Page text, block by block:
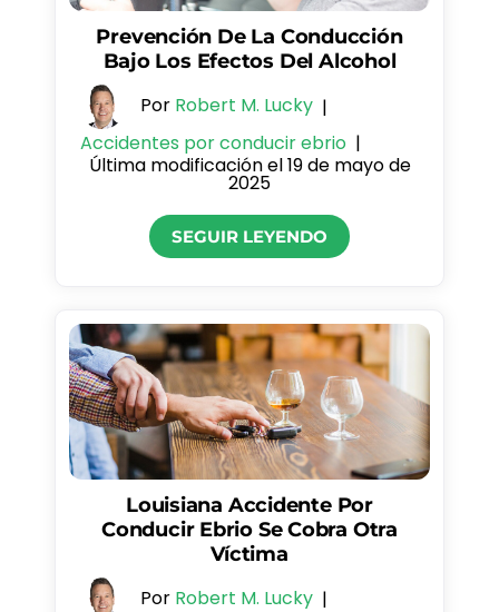
Prevención De La Conducción
Bajo Los Efectos Del Alcohol
Por Robert M. Lucky |
Accidentes por conducir ebrio |
Última modificación el 19 de mayo de
2025
SEGUIR LEYENDO
Louisiana Accidente Por
Conducir Ebrio Se Cobra Otra
Víctima
Por Robert M. Lucky |